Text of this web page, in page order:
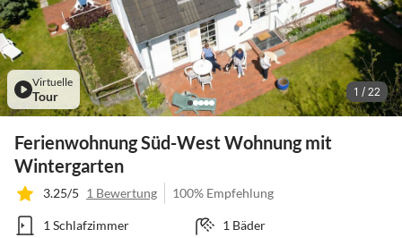
Virtuelle
Tour 1 / 22
Ferienwohnung Süd-West Wohnung mit
Wintergarten
3.25/5 1 Bewertung 100% Empfehlung
1 Schlafzimmer
1 Bäder